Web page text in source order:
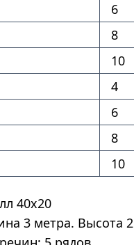
6
8
10
4
6
8
10
40х20
3 метра. Высота